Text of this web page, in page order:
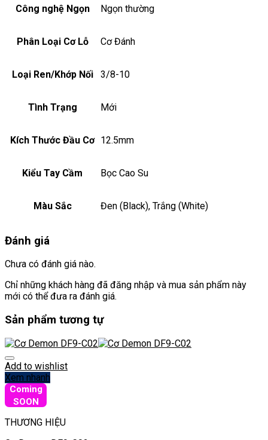
Công nghệ Ngọn Ngọn thường
Phân Loại Cơ Lỗ Cơ Đánh
Loại Ren/Khớp Nối 3/8-10
Tình Trạng Mới
Kích Thước Đầu Cơ 12.5mm
Kiểu Tay Cầm Bọc Cao Su
Màu Sắc Đen (Black), Trắng (White)
Đánh giá
Chưa có đánh giá nào.
Chỉ những khách hàng đã đăng nhập và mua sản phẩm này
mới có thể đưa ra đánh giá.
Sản phẩm tương tự
Add to wishlist
Xem nhanh
Coming
SOON
THƯƠNG HIỆU